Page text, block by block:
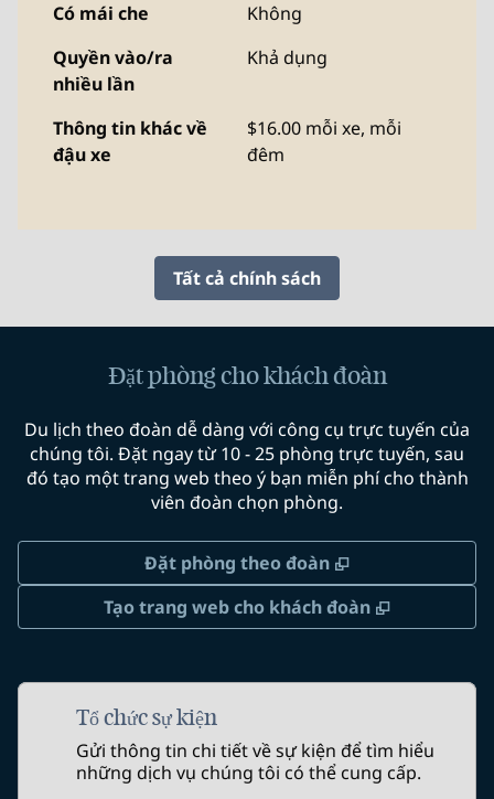
Có mái che
Không
Quyền vào/ra
nhiều lần
Khả dụng
Thông tin khác về
đậu xe
$16.00 mỗi xe, mỗi
đêm
Tất cả chính sách
Đặt phòng cho khách đoàn
Du lịch theo đoàn dễ dàng với công cụ trực tuyến của
chúng tôi. Đặt ngay từ 10 - 25 phòng trực tuyến, sau
đó tạo một trang web theo ý bạn miễn phí cho thành
viên đoàn chọn phòng.
Đặt phòng theo đoàn ,
Tạo trang web cho khách đoàn
,
Tổ chức sự kiện
Gửi thông tin chi tiết về sự kiện để tìm hiểu
những dịch vụ chúng tôi có thể cung cấp.